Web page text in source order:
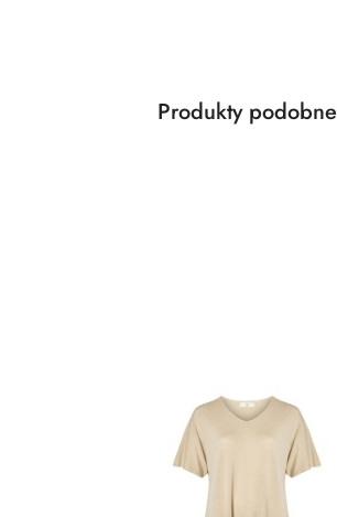
Pomiń karuzelę produktów
Produkty
Produkty podobne